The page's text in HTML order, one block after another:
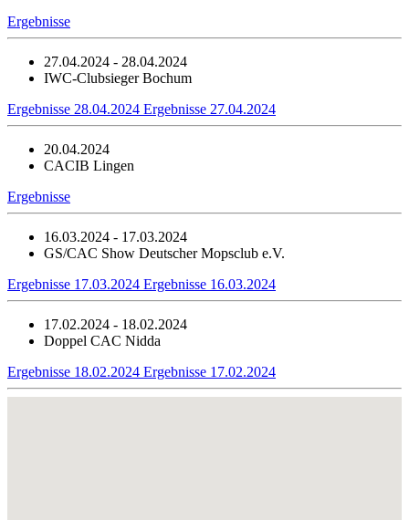
Ergebnisse
27.04.2024 - 28.04.2024
IWC-Clubsieger Bochum
Ergebnisse 28.04.2024 Ergebnisse 27.04.2024
20.04.2024
CACIB Lingen
Ergebnisse
16.03.2024 - 17.03.2024
GS/CAC Show Deutscher Mopsclub e.V.
Ergebnisse 17.03.2024 Ergebnisse 16.03.2024
17.02.2024 - 18.02.2024
Doppel CAC Nidda
Ergebnisse 18.02.2024 Ergebnisse 17.02.2024